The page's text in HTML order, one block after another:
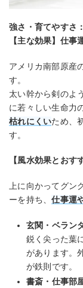
強さ・育てやす
【主な効果】仕事
アメリカ南部原産
す。
太い幹から剣のよ
に若々しい生命力
枯れにくいため、
す。
【風水効果とおす
上に向かってグ
ーを持ち、仕事運
玄関・ベラン
鋭く尖った葉
があります。
が鉄則です。
書斎・仕事部